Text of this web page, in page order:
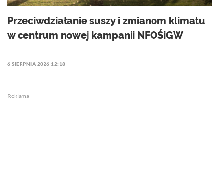
Przeciwdziałanie suszy i zmianom klimatu
w centrum nowej kampanii NFOŚiGW
6 SIERPNIA 2026 12:18
Reklama